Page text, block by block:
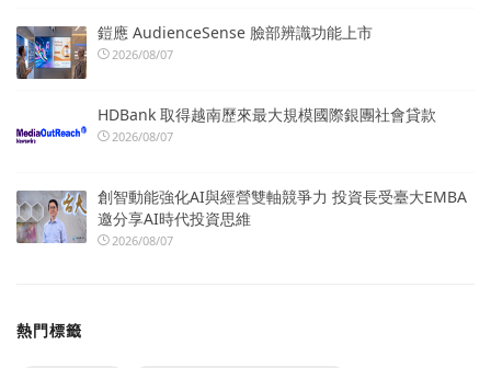
鎧應 AudienceSense 臉部辨識功能上市
2026/08/07
HDBank 取得越南歷來最大規模國際銀團社會貸款
2026/08/07
創智動能強化AI與經營雙軸競爭力 投資長受臺大EMBA
邀分享AI時代投資思維
2026/08/07
熱門標籤